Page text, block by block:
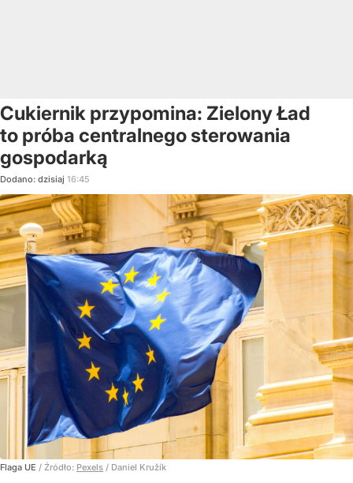
Cukiernik przypomina: Zielony Ład
to próba centralnego sterowania
gospodarką
Dodano: dzisiaj 16:45
Flaga UE / Źródło: Pexels / Daniel Kružík